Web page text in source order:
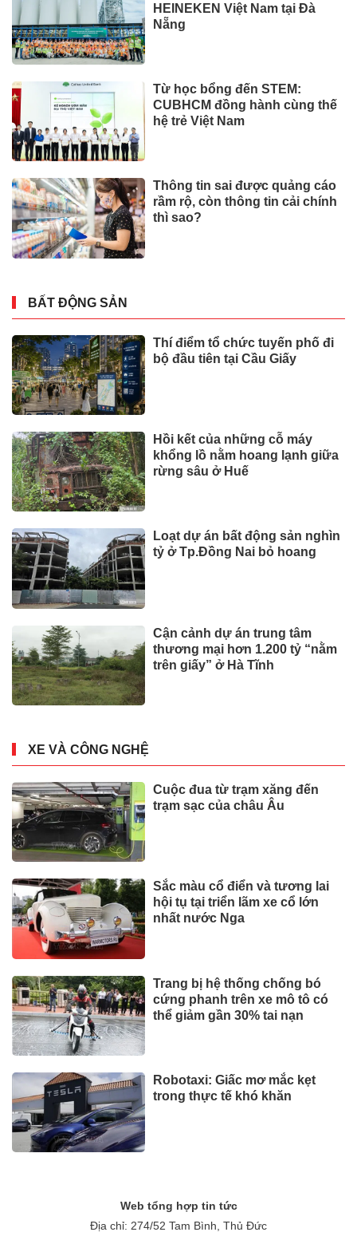
HEINEKEN Việt Nam tại Đà
Nẵng
Từ học bổng đến STEM:
CUBHCM đồng hành cùng thế
hệ trẻ Việt Nam
Thông tin sai được quảng cáo
rầm rộ, còn thông tin cải chính
thì sao?
BẤT ĐỘNG SẢN
Thí điểm tổ chức tuyến phố đi
bộ đầu tiên tại Cầu Giấy
Hồi kết của những cỗ máy
khổng lồ nằm hoang lạnh giữa
rừng sâu ở Huế
Loạt dự án bất động sản nghìn
tỷ ở Tp.Đồng Nai bỏ hoang
Cận cảnh dự án trung tâm
thương mại hơn 1.200 tỷ “nằm
trên giấy” ở Hà Tĩnh
XE VÀ CÔNG NGHỆ
Cuộc đua từ trạm xăng đến
trạm sạc của châu Âu
Sắc màu cổ điển và tương lai
hội tụ tại triển lãm xe cổ lớn
nhất nước Nga
Trang bị hệ thống chống bó
cứng phanh trên xe mô tô có
thể giảm gần 30% tai nạn
Robotaxi: Giấc mơ mắc kẹt
trong thực tế khó khăn
Web tổng hợp tin tức
Địa chỉ: 274/52 Tam Bình, Thủ Đức